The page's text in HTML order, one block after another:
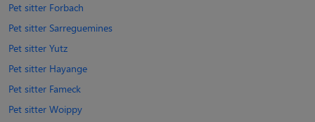
Pet sitter Forbach
Pet sitter Sarreguemines
Pet sitter Yutz
Pet sitter Hayange
Pet sitter Fameck
Pet sitter Woippy